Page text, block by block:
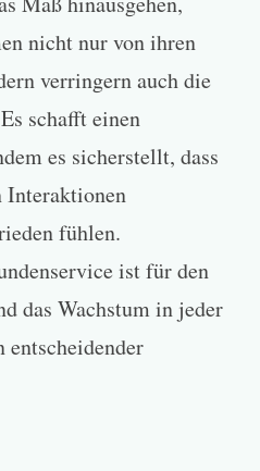
nicht nur von ihren
verringern auch die
schafft einen
es sicherstellt, dass
Interaktionen
fühlen.
ist für den
das Wachstum in jeder